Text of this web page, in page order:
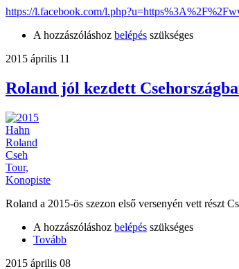
https://l.facebook.com/
A hozzászóláshoz belépés szükséges
2015 április 11
Roland jól kezdett
Roland a 2015-ös szezon első versenyén vett részt
A hozzászóláshoz belépés szükséges
Tovább
2015 április 08